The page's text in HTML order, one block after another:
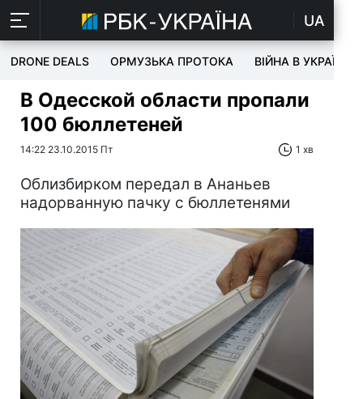
UA
DRONE DEALS ОРМУЗЬКА ПРОТОКА ВІЙНА В УКРАЇНІ
В Одесской области пропали
100 бюллетеней
14:22 23.10.2015 Пт 1 хв
Облизбирком передал в Ананьев
надорванную пачку с бюллетенями